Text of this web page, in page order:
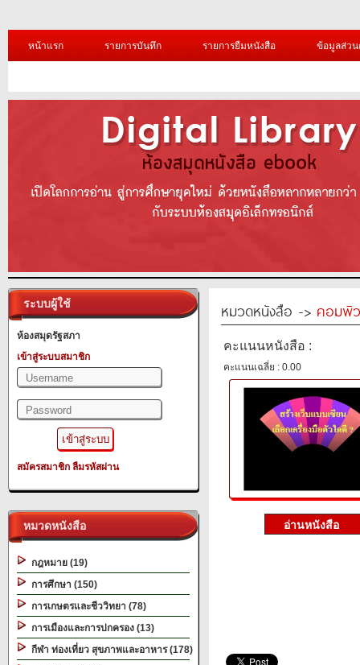
หน้าแรก รายการบันทึก รายการยืมหนังสือ ข้อมูลส่ว
ระบบผู้ใช้
ห้องสมุดรัฐสภา
เข้าสู่ระบบสมาชิก
สมัครสมาชิก ลืมรหัสผ่าน
หมวดหนังสือ
กฎหมาย (19)
การศึกษา (150)
การเกษตรและชีววิทยา (78)
การเมืองและการปกครอง (13)
กีฬา ท่องเที่ยว สุขภาพและอาหาร (178)
หมวดหนังสือ -> คอมพิ
คะแนนหนังสือ :
คะแนนเฉลี่ย : 0.00